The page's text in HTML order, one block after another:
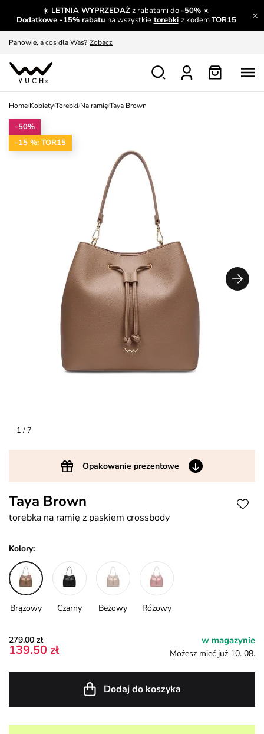
☀️ LETNIA WYPRZEDAŻz rabatami do-50%☀️
Dodatkowe -15% rabatu na wszystkie torebki z kodemTOR15
A czego nie można dowiedzieć się gdzie indziej? Czytaj więcej
Panowie, a coś dla Was? Zobacz
Produkty, które musisz mieć. Dowiedz się więcej
Wymiana i zwrot za darmo Patrz
Home/Kobiety/Torebki/Na ramię/Taya Brown
1/ 7
Opakowanie prezentowe
-50%
-15 %: TOR15
Taya Brown
torebka na ramię z paskiem crossbody
Kolory:
Brązowy Czarny Beżowy Różowy
279.00 zł
139.50 zł
w magazynie
Możesz mieć już 10. 08.
Dodaj do koszyka